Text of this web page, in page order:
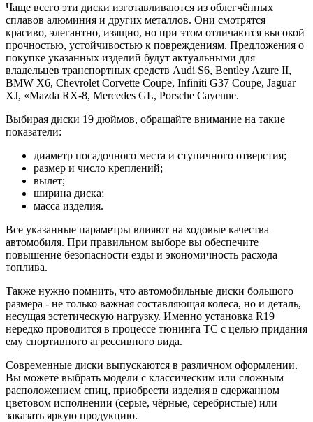
Чаще всего эти диски изготавливаются из облегчённых
сплавов алюминия и других металлов. Они смотрятся
красиво, элегантно, изящно, но при этом отличаются высокой
прочностью, устойчивостью к повреждениям. Предложения о
покупке указанных изделий будут актуальными для
владельцев транспортных средств Audi S6, Bentley Azure II,
BMW X6, Chevrolet Corvette Coupe, Infiniti G37 Coupe, Jaguar
XJ, «Mazda RX-8, Mercedes GL, Porsche Cayenne.
Выбирая диски 19 дюймов, обращайте внимание на такие
показатели:
диаметр посадочного места и ступичного отверстия;
размер и число креплений;
вылет;
ширина диска;
масса изделия.
Все указанные параметры влияют на ходовые качества
автомобиля. При правильном выборе вы обеспечите
повышение безопасности езды и экономичность расхода
топлива.
Также нужно помнить, что автомобильные диски большого
размера - не только важная составляющая колеса, но и деталь,
несущая эстетическую нагрузку. Именно установка R19
нередко проводится в процессе тюнинга ТС с целью придания
ему спортивного агрессивного вида.
Современные диски выпускаются в различном оформлении.
Вы можете выбрать модели с классическим или сложным
расположением спиц, приобрести изделия в сдержанном
цветовом исполнении (серые, чёрные, серебристые) или
заказать яркую продукцию.